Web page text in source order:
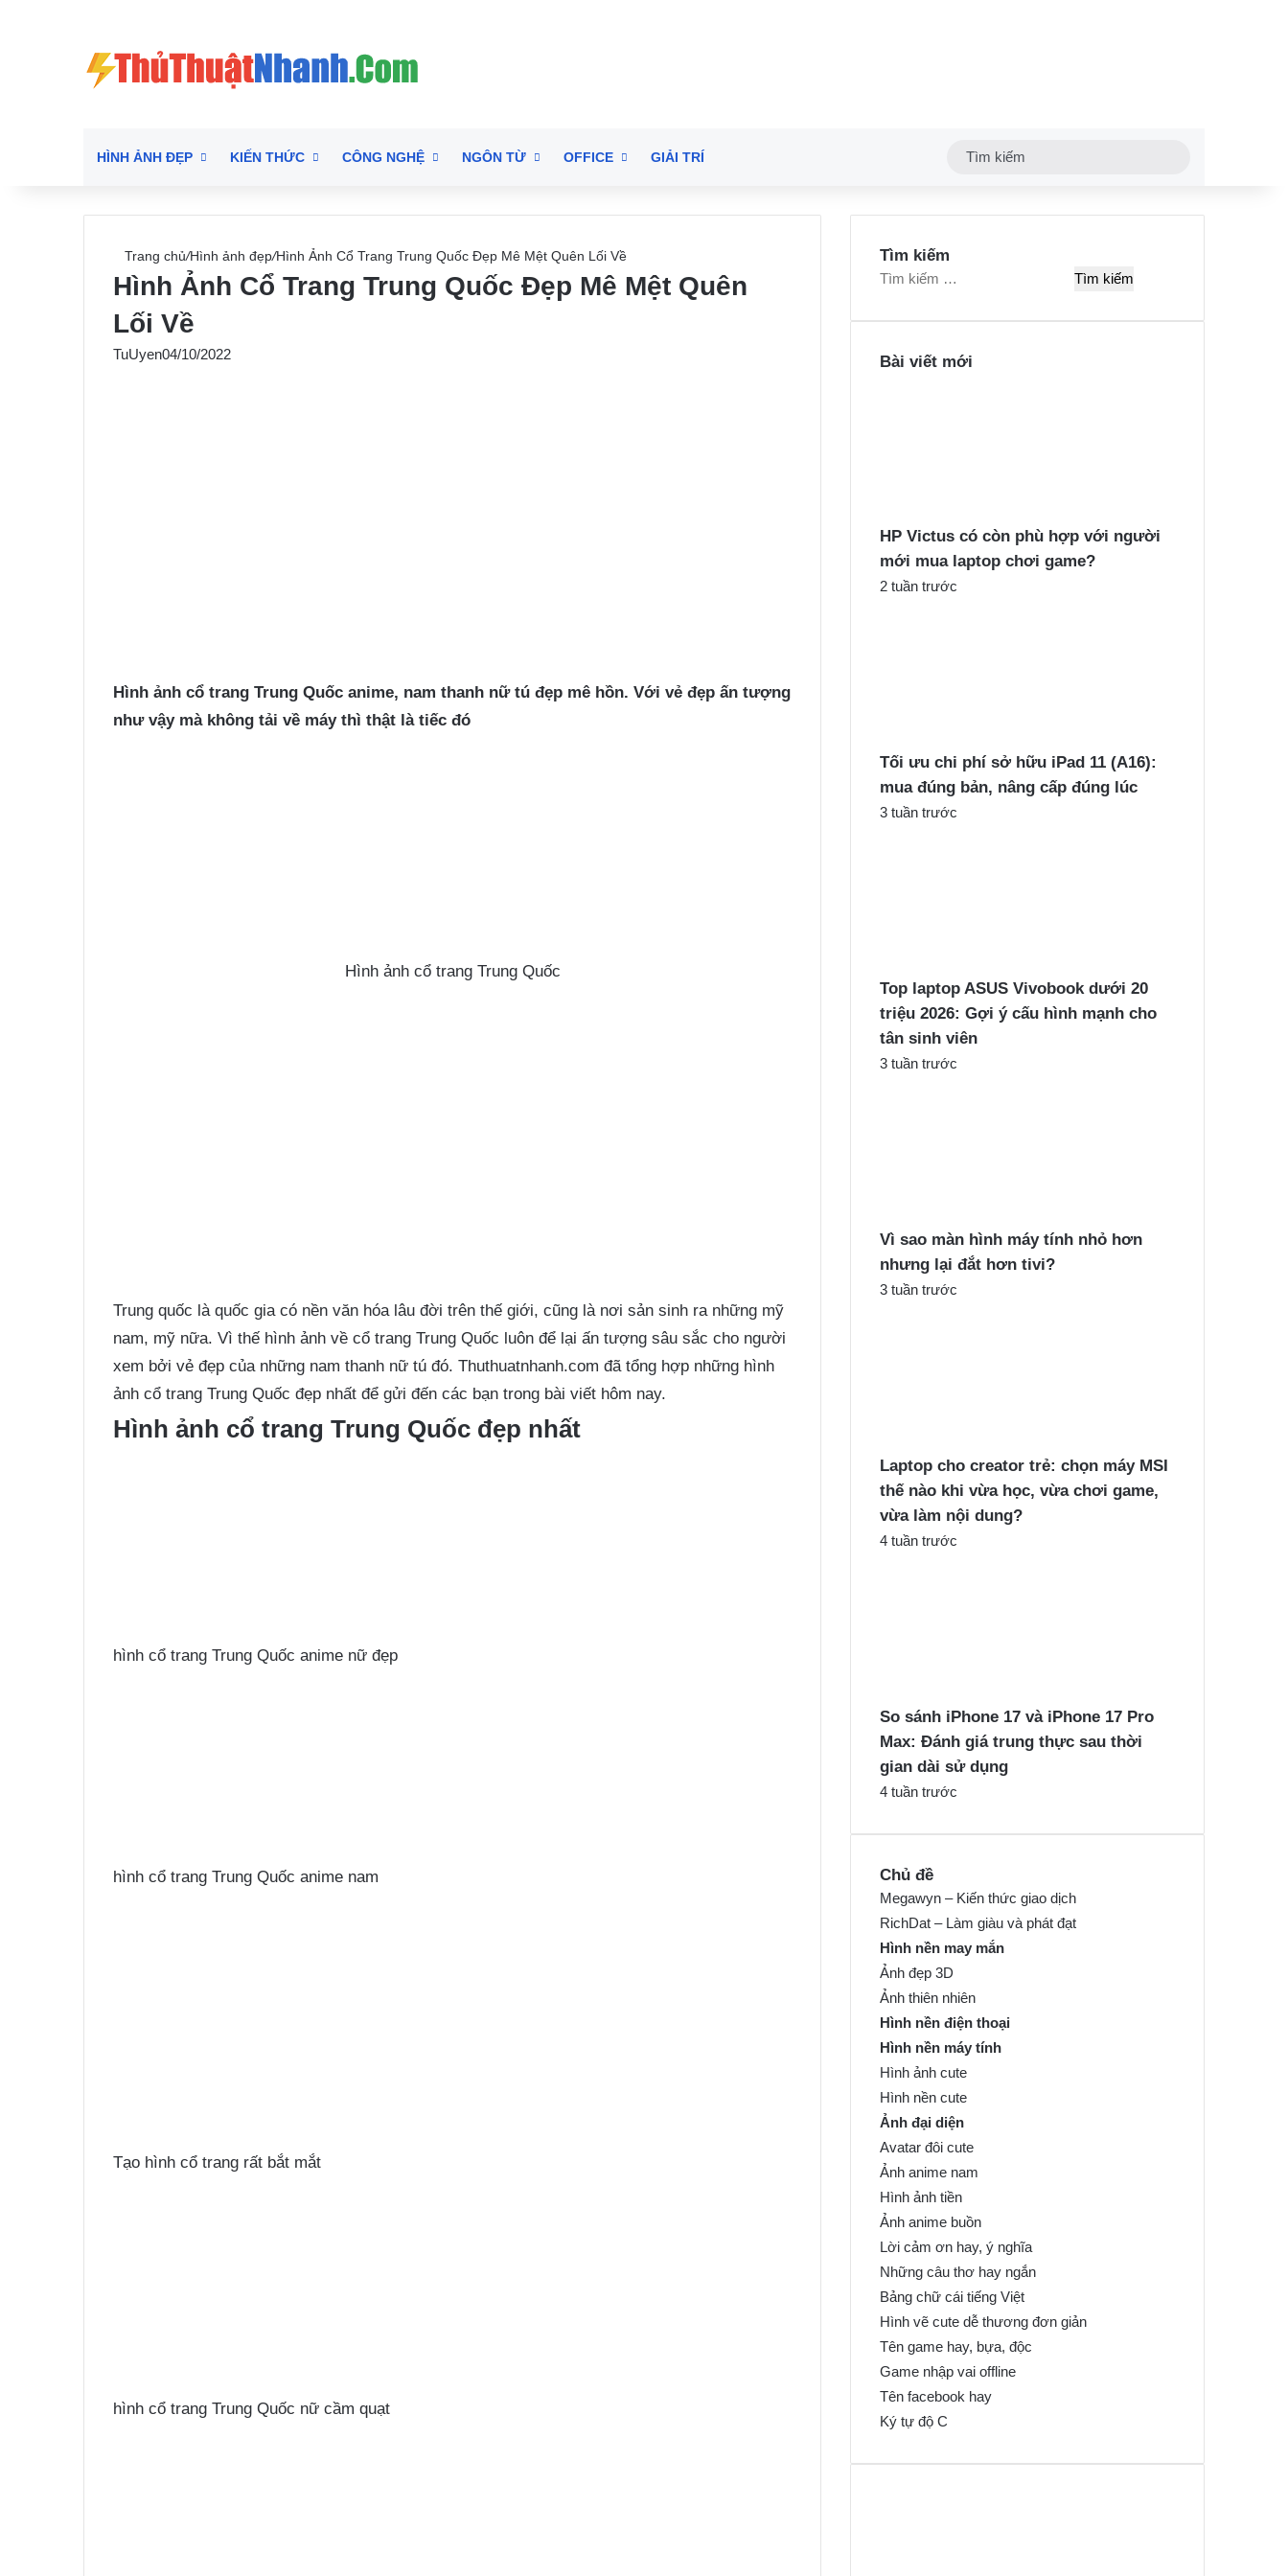
HÌNH ẢNH ĐẸP KIẾN THỨC CÔNG NGHỆ NGÔN TỪ OFFICE GIẢI TRÍ
Trang chủ/Hình ảnh đẹp/Hình Ảnh Cổ Trang Trung Quốc Đẹp Mê Mệt Quên Lối Về
Hình Ảnh Cổ Trang Trung Quốc Đẹp Mê Mệt Quên
Lối Về
TuUyen04/10/2022
Hình ảnh cổ trang Trung Quốc anime, nam thanh nữ tú đẹp mê hồn. Với vẻ đẹp ấn tượng
như vậy mà không tải về máy thì thật là tiếc đó
Hình ảnh cổ trang Trung Quốc
Trung quốc là quốc gia có nền văn hóa lâu đời trên thế giới, cũng là nơi sản sinh ra những mỹ
nam, mỹ nữa. Vì thế hình ảnh về cổ trang Trung Quốc luôn để lại ấn tượng sâu sắc cho người
xem bởi vẻ đẹp của những nam thanh nữ tú đó. Thuthuatnhanh.com đã tổng hợp những hình
ảnh cổ trang Trung Quốc đẹp nhất để gửi đến các bạn trong bài viết hôm nay.
Hình ảnh cổ trang Trung Quốc đẹp nhất
hình cổ trang Trung Quốc anime nữ đẹp
hình cổ trang Trung Quốc anime nam
Tạo hình cổ trang rất bắt mắt
hình cổ trang Trung Quốc nữ cầm quạt
Tìm kiếm
T
k
:
Bài viết mới
HP Victus có còn phù hợp với người
mới mua laptop chơi game?
2 tuần trước
Tối ưu chi phí sở hữu iPad 11 (A16):
mua đúng bản, nâng cấp đúng lúc
3 tuần trước
Top laptop ASUS Vivobook dưới 20
triệu 2026: Gợi ý cấu hình mạnh cho
tân sinh viên
3 tuần trước
Vì sao màn hình máy tính nhỏ hơn
nhưng lại đắt hơn tivi?
3 tuần trước
Laptop cho creator trẻ: chọn máy MSI
thế nào khi vừa học, vừa chơi game,
vừa làm nội dung?
4 tuần trước
So sánh iPhone 17 và iPhone 17 Pro
Max: Đánh giá trung thực sau thời
gian dài sử dụng
4 tuần trước
Chủ đề
Megawyn – Kiến thức giao dịch
RichDat – Làm giàu và phát đạt
Hình nền may mắn
Ảnh đẹp 3D
Ảnh thiên nhiên
Hình nền điện thoại
Hình nền máy tính
Hình ảnh cute
Hình nền cute
Ảnh đại diện
Avatar đôi cute
Ảnh anime nam
Hình ảnh tiền
Ảnh anime buồn
Lời cảm ơn hay, ý nghĩa
Những câu thơ hay ngắn
Bảng chữ cái tiếng Việt
Hình vẽ cute dễ thương đơn giản
Tên game hay, bựa, độc
Game nhập vai offline
Tên facebook hay
Ký tự độ C